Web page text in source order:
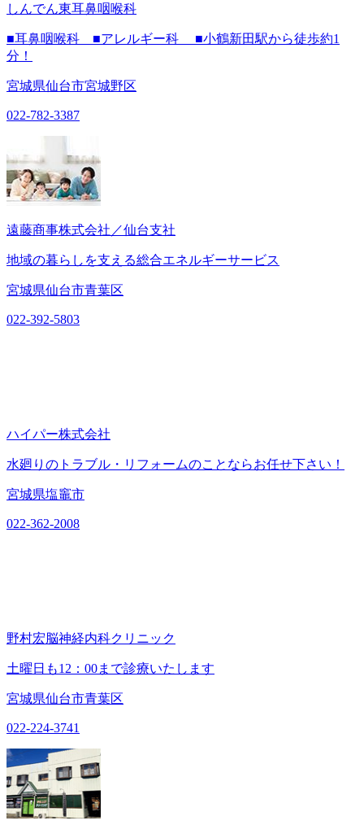
しんでん東耳鼻咽喉科
■耳鼻咽喉科 ■アレルギー科 ■小鶴新田駅から徒歩約1
分！
宮城県仙台市宮城野区
022-782-3387
遠藤商事株式会社／仙台支社
地域の暮らしを支える総合エネルギーサービス
宮城県仙台市青葉区
022-392-5803
ハイパー株式会社
水廻りのトラブル・リフォームのことならお任せ下さい！
宮城県塩竈市
022-362-2008
野村宏脳神経内科クリニック
土曜日も12：00まで診療いたします
宮城県仙台市青葉区
022-224-3741